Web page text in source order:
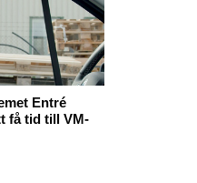
Entré
få tid till VM-